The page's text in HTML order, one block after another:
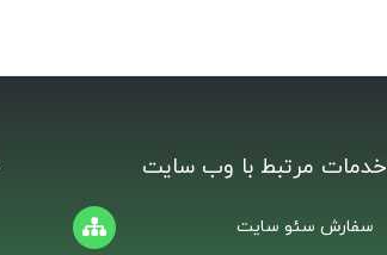
خدمات مرتبط با وب سایت
سفارش سئو سایت